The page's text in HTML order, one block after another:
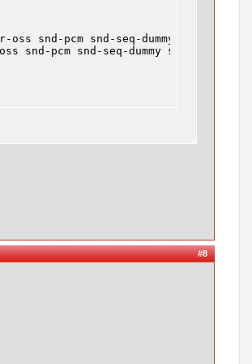
snd-pcm snd-seq-dummy snd-
snd-pcm snd-seq-dummy snd-seq-
#8